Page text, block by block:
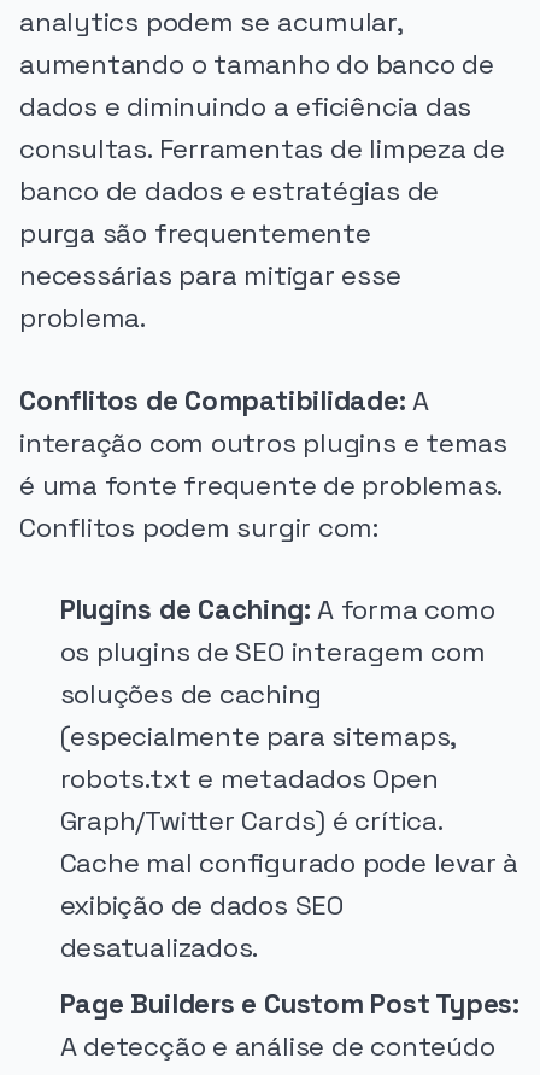
analytics podem se acumular,
aumentando o tamanho do banco de
dados e diminuindo a eficiência das
consultas. Ferramentas de limpeza de
banco de dados e estratégias de
purga são frequentemente
necessárias para mitigar esse
problema.
Conflitos de Compatibilidade: A
interação com outros plugins e temas
é uma fonte frequente de problemas.
Conflitos podem surgir com:
Plugins de Caching: A forma como
os plugins de SEO interagem com
soluções de caching
(especialmente para sitemaps,
robots.txt e metadados Open
Graph/Twitter Cards) é crítica.
Cache mal configurado pode levar à
exibição de dados SEO
desatualizados.
Page Builders e Custom Post Types:
A detecção e análise de conteúdo